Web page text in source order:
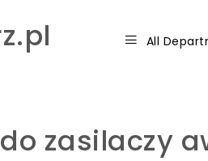
All
zasilaczy